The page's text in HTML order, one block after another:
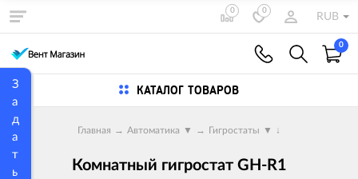
З
а
д
а
т
ь
0 0
RUB
0
КАТАЛОГ ТОВАРОВ
Главная → Автоматика ▼ → Гигростаты ▼ ↓
Комнатный гигростат GH-R1